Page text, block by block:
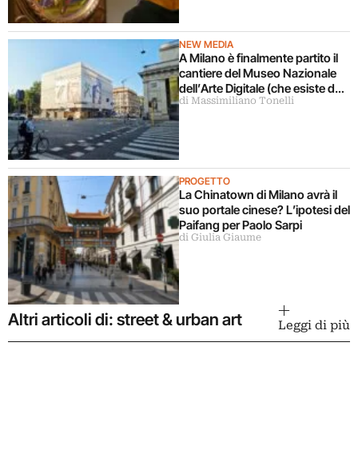
NEW MEDIA
A Milano è finalmente partito il
cantiere del Museo Nazionale
dell’Arte Digitale (che esiste da
5 anni ma ancora non c’è)
di Massimiliano Tonelli
PROGETTO
La Chinatown di Milano avrà il
suo portale cinese? L’ipotesi del
Paifang per Paolo Sarpi
di Giulia Giaume
Altri articoli di: street & urban art Leggi di più